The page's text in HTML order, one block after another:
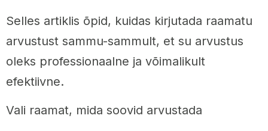
Selles artiklis õpid, kuidas kirjutada raamatu
arvustust sammu-sammult, et su arvustus
oleks professionaalne ja võimalikult
efektiivne.
Vali raamat, mida soovid arvustada